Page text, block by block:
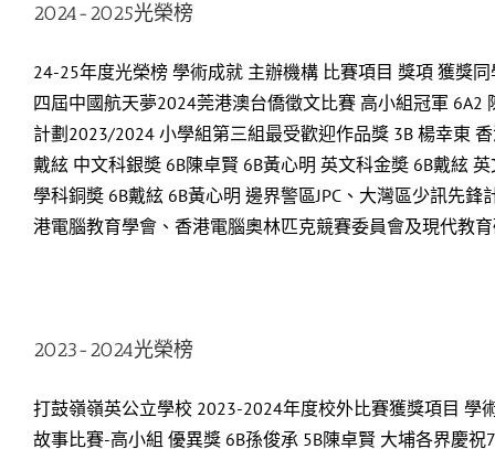
2024-2025光榮榜
24-25年度光榮榜 學術成就 主辦機構 比賽項目 獎項 獲獎
四屆中國航天夢2024莞港澳台僑徵文比賽 高小組冠軍
計劃2023/2024 小學組第三組最受歡迎作品獎 3B 楊幸東
戴絃 中文科銀奬 6B陳卓賢 6B黃心明 英文科金奬 6B戴絃
學科銅奬 6B戴絃 6B黃心明 邊界警區JPC、大灣區少訊先
港電腦教育學會、香港電腦奧林匹克競賽委員會及現代教
2023-2024光榮榜
打鼓嶺嶺英公立學校 2023-2024年度校外比賽獲獎項目 學
故事比賽-高小組 優異獎 6B孫俊承 5B陳卓賢 大埔各界慶